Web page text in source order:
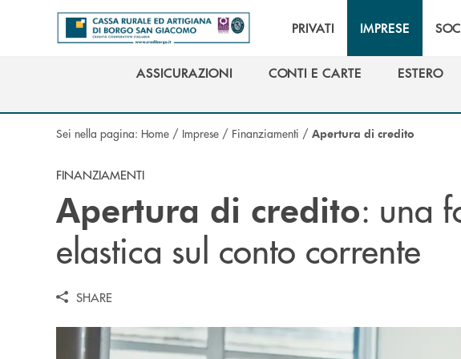
Salta al contenuto principale
PRIVATI IMPRESE
ASSICURAZIONI
CONTI E CARTE
ESTERO
Sei nella pagina: Home / Imprese / Finanziamenti / Apertura di credito
FINANZIAMENTI
Apertura di credito: una
elastica sul conto corrente
SHARE